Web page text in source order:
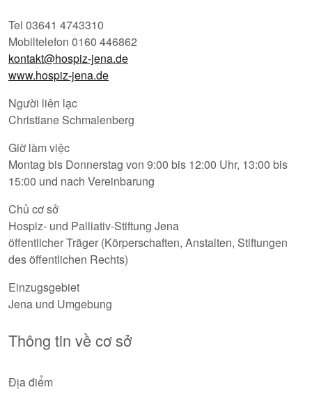
Tel 03641 4743310
Mobiltelefon 0160 446862
kontakt@hospiz-jena.de
www.hospiz-jena.de
Người liên lạc
Christiane Schmalenberg
Giờ làm việc
Montag bis Donnerstag von 9:00 bis 12:00 Uhr, 13:00 bis
15:00 und nach Vereinbarung
Chủ cơ sở
Hospiz- und Palliativ-Stiftung Jena
öffentlicher Träger (Körperschaften, Anstalten, Stiftungen
des öffentlichen Rechts)
Einzugsgebiet
Jena und Umgebung
Thông tin về cơ sở
Địa điểm